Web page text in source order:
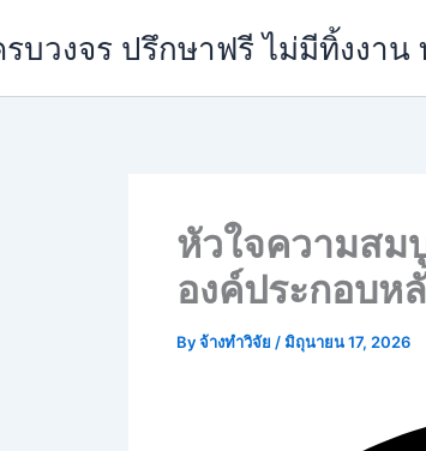
บวงจร ปรึกษาฟรี ไม่มีทิ้งงาน
หัวใจความสม
องค์ประกอบ
Byจ้างทำวิจัย /มิถุนายน 17, 2026